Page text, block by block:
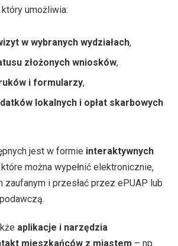
który umożliwia:
w wybranych wydziałach,
złożonych wniosków,
i formularzy,
lokalnych i opłat skarbowych
jest w formie interaktywnych
które można wypełnić elektronicznie,
i przesłać przez ePUAP lub
aplikacje i narzędzia
mieszkańców z miastem – np.